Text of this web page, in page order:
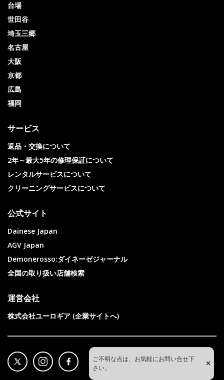
ご不明な点は、お気軽にお問い合せ下
さい。
×
台場
世田谷
埼玉三郷
名古屋
大阪
京都
広島
福岡
サービス
返品・交換について
2年～最大5年の修理保証について
レンタルサービスについて
クリーニングサービスについて
公式サイト
Dainese Japan
AGV Japan
Demonerosso:ダイネーゼジャーナル
全国の取り扱い店舗検索
運営会社
株式会社ユーロギア (企業サイトへ)